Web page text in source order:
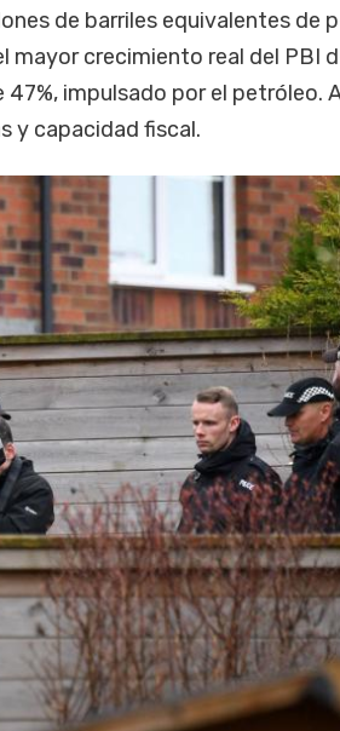
de barriles equivalentes de
mayor crecimiento real del PBI
impulsado por el petróleo.
y capacidad fiscal.